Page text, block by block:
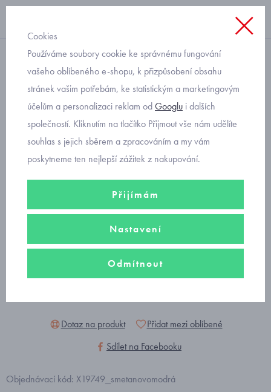
bez kapuce
kojenecký komplet s
medvídky Mayoral 2513-46
Dotaz na produkt
Přidat mezi oblíbené
Sdílet na Facebooku
Objednávací kód: X19749_smetanovomodrá
Cookies
Používáme soubory cookie ke správnému fungování
vašeho oblíbeného e-shopu, k přizpůsobení obsahu
stránek vašim potřebám, ke statistickým a marketingovým
účelům a personalizaci reklam odGooglu i dalších
společností. Kliknutím na tlačítko Přijmout vše nám udělíte
souhlas s jejich sběrem a zpracováním a my vám
poskytneme ten nejlepší zážitek z nakupování.
Přijímám
Nastavení
Odmítnout